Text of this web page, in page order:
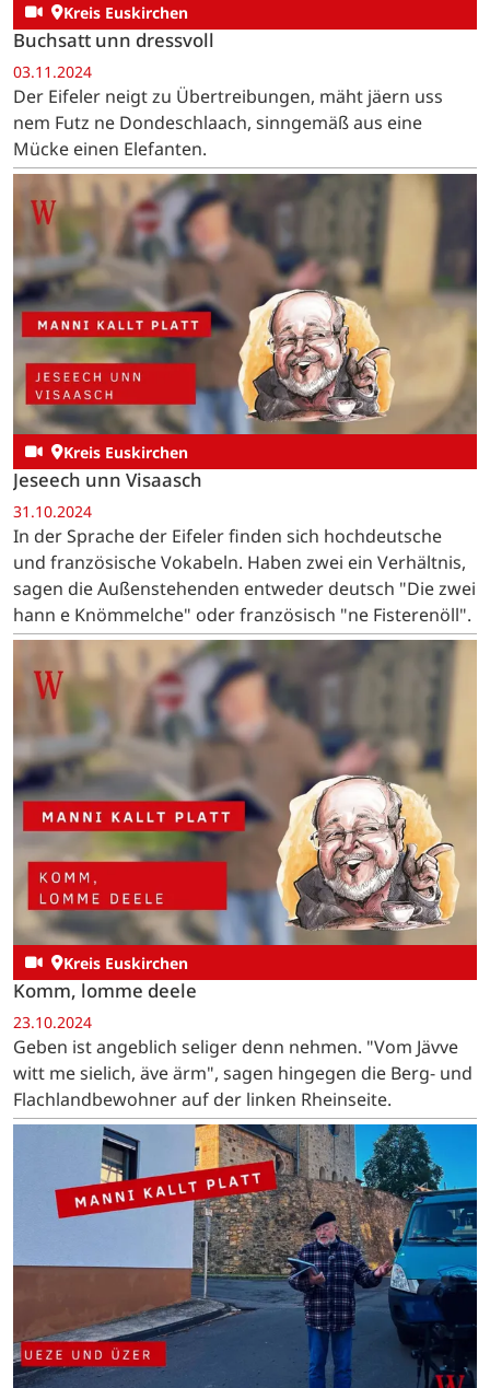
Kreis Euskirchen
Buchsatt unn dressvoll
03.11.2024
Der Eifeler neigt zu Übertreibungen, mäht jäern uss
nem Futz ne Dondeschlaach, sinngemäß aus eine
Mücke einen Elefanten.
Kreis Euskirchen
Jeseech unn Visaasch
31.10.2024
In der Sprache der Eifeler finden sich hochdeutsche
und französische Vokabeln. Haben zwei ein Verhältnis,
sagen die Außenstehenden entweder deutsch "Die zwei
hann e Knömmelche" oder französisch "ne Fisterenöll".
Kreis Euskirchen
Komm, lomme deele
23.10.2024
Geben ist angeblich seliger denn nehmen. "Vom Jävve
witt me sielich, äve ärm", sagen hingegen die Berg- und
Flachlandbewohner auf der linken Rheinseite.